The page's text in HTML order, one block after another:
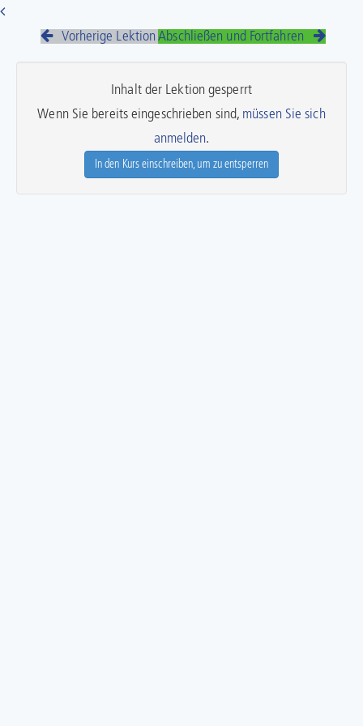
Vorherige Lektion Abschließen und Fortfahren
Inhalt der Lektion gesperrt
Wenn Sie bereits eingeschrieben sind, müssen Sie sich
anmelden.
In den Kurs einschreiben, um zu entsperren